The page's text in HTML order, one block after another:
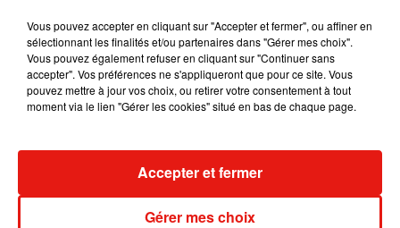
7 août 2026
Julien Lieb s’essaye à la vie de chatelain
dans son nouveau clip
7 août 2026
Vous pouvez accepter en cliquant sur "Accepter et fermer", ou affiner en
sélectionnant les finalités et/ou partenaires dans "Gérer mes choix".
Vous pouvez également refuser en cliquant sur "Continuer sans
accepter". Vos préférences ne s'appliqueront que pour ce site. Vous
pouvez mettre à jour vos choix, ou retirer votre consentement à tout
moment via le lien "Gérer les cookies" situé en bas de chaque page.
Gérer mes choix
Accepter et fermer